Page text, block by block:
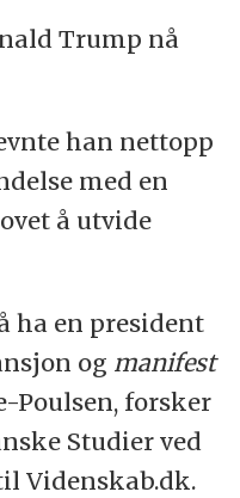
Trump nå
han nettopp
med en
å utvide
ha en president
og manifest
Poulsen, forsker
Studier ved
Videnskab.dk.